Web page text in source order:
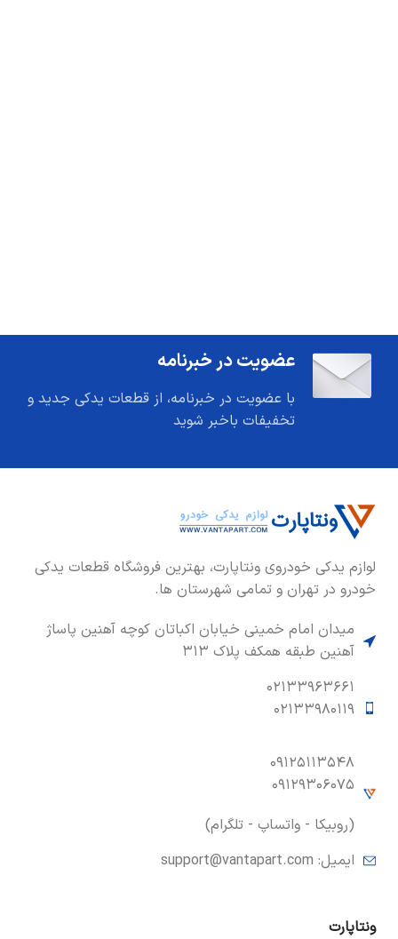
عضویت در خبرنامه
با عضویت در خبرنامه، از قطعات یدکی جدید و
تخفیفات باخبر شوید
لوازم یدکی خودروی ونتاپارت، بهترین فروشگاه قطعات یدکی
خودرو در تهران و تمامی شهرستان ها.
میدان امام خمینی خیابان اکباتان کوچه آهنین پاساژ
آهنین طبقه همکف پلاک ۳۱۳
۰۲۱۳۳۹۶۳۶۶۱
۰۲۱۳۳۹۸۰۱۱۹
۰۹۱۲۵۱۱۳۵۴۸
۰۹۱۲۹۳۰۶۰۷۵
(روبیکا - واتساپ - تلگرام)
ایمیل: support@vantapart.com
ونتاپارت